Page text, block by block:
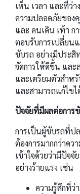
เห็น เวลา และที่ว่า
ความปลอดภัยของ
และ คนเดิน เท้า
ตอบรับการเปลี่ยน
ขับรถ อย่างมีประสิ
จัดการให้ดีขึ้น และ
และเตรียมตัวสำห
และสามารถแก้ไขไ
ปัจจัยที่มีผลต่อการ
การเป็นผู้ขับรถที่ป
ต้องการมากกว่าค
เข้าใจด้วยว่ามีปัจ
อย่างร้ายแรง เช่น
ความรู้สึกที่ว่